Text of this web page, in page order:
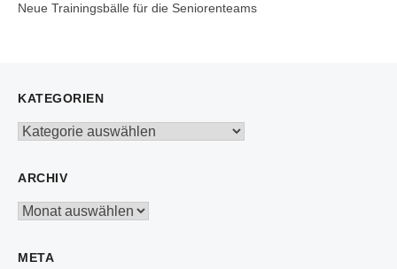
Neue Trainingsbälle für die Seniorenteams
KATEGORIEN
Kategorien
ARCHIV
Archiv
META